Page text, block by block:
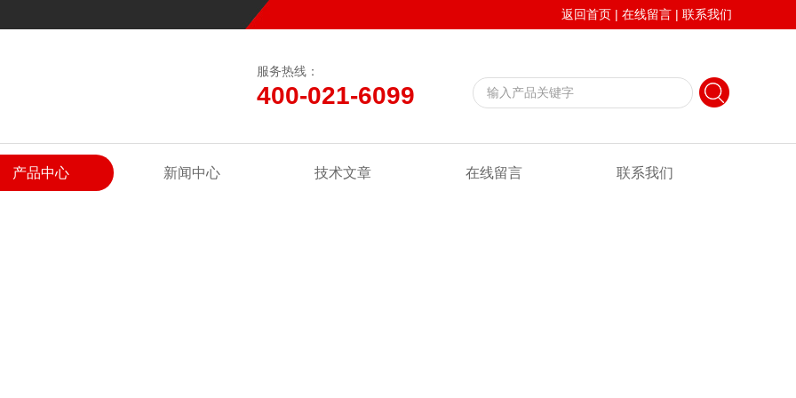
返回首页 | 在线留言 | 联系我们
服务热线：
400-021-6099
产品中心 新闻中心 技术文章 在线留言 联系我们